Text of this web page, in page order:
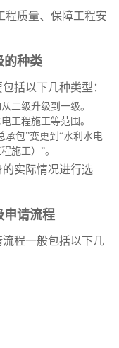
程质量、保障工程安
的种类
括以下几种类型：
二级升级到一级。
工程施工等范围。
承包”变更到“水利水电
施工）”。
实际情况进行选
申请流程
程一般包括以下几